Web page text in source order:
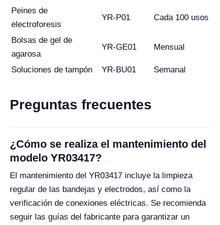
Peines de
electroforesis
YR-P01 Cada 100 usos
Bolsas de gel de
agarosa
YR-GE01 Mensual
Soluciones de tampón YR-BU01 Semanal
Preguntas frecuentes
¿Cómo se realiza el mantenimiento del
modelo YR03417?
El mantenimiento del YR03417 incluye la limpieza
regular de las bandejas y electrodos, así como la
verificación de conexiones eléctricas. Se recomienda
seguir las guías del fabricante para garantizar un